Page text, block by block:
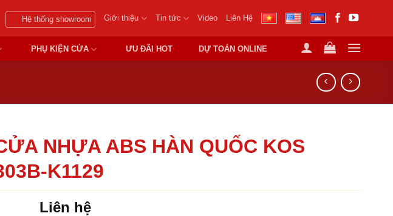
Hệ thống showroom Giới thiệu Tin tức Video Liên Hệ
PHỤ KIỆN CỬA ƯU ĐÃI HOT DỰ TOÁN ONLINE
NHỰA ABS HÀN QUỐC KOS
K1129
Liên hệ